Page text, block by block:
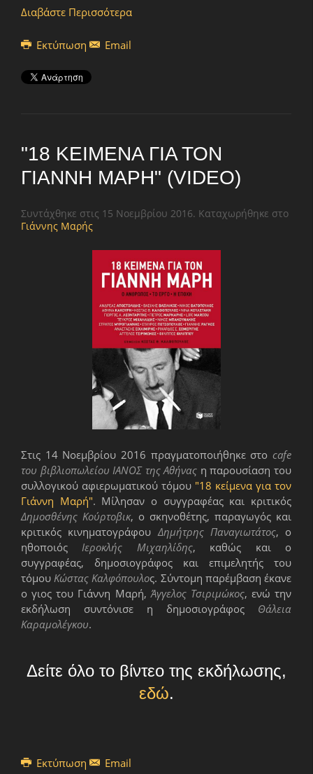
Διαβάστε Περισσότερα
Εκτύπωση Email
"18 ΚΕΊΜΕΝΑ ΓΙΑ ΤΟΝ
ΓΙΆΝΝΗ ΜΑΡΉ" (VIDEO)
Συντάχθηκε στις 15 Νοεμβρίου 2016. Καταχωρήθηκε στο
Γιάννης Μαρής
Στις 14 Νοεμβρίου 2016 πραγματοποιήθηκε στο cafe
του βιβλιοπωλείου ΙΑΝΟΣ της Αθήνας η παρουσίαση του
συλλογικού αφιερωματικού τόμου "18 κείμενα για τον
Γιάννη Μαρή". Μίλησαν ο συγγραφέας και κριτικός
Δημοσθένης Κούρτοβικ, ο σκηνοθέτης, παραγωγός και
κριτικός κινηματογράφουΔημήτρης Παναγιωτάτος, ο
ηθοποιόςΙεροκλής Μιχαηλίδης, καθώς και ο
συγγραφέας, δημοσιογράφος και επιμελητής του
τόμουΚώστας Καλφόπουλος. Σύντομη παρέμβαση έκανε
ο γιος του Γιάννη Μαρή,Άγγελος Τσιριμώκος, ενώ την
εκδήλωση συντόνισε η δημοσιογράφος Θάλεια
Καραμολέγκου.
Δείτε όλο το βίντεο της εκδήλωσης,
εδώ.
Εκτύπωση Email